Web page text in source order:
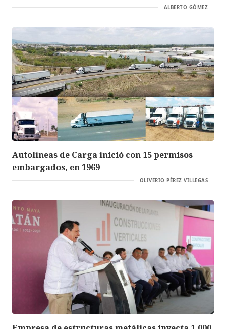
ALBERTO GÓMEZ
Autolíneas de Carga inició con 15 permisos
embargados, en 1969
OLIVERIO PÉREZ VILLEGAS